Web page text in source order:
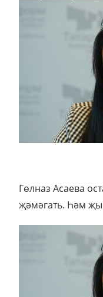
Гөлназ Асаева
җәмәгать. Һәм